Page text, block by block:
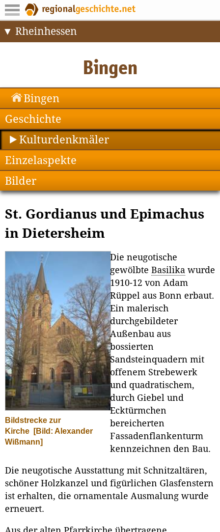
Rheinhessen
Bingen
Geschichte
Kulturdenkmäler
Einzelaspekte
Bilder
St. Gordianus und Epimachus
in Dietersheim
Bildstrecke zur
Kirche
[Bild: Alexander
Wißmann]
Die neugotische
gewölbte Basilika wurde
1910-12 von Adam
Rüppel aus Bonn erbaut.
Ein malerisch
durchgebildeter
Außenbau aus
bossierten
Sandsteinquadern mit
offenem Strebewerk
und quadratischem,
durch Giebel und
Ecktürmchen
bereicherten
Fassadenflankenturm
kennzeichnen den Bau.
Die neugotische Ausstattung mit Schnitzaltären,
schöner Holzkanzel und figürlichen Glasfenstern
ist erhalten, die ornamentale Ausmalung wurde
erneuert.